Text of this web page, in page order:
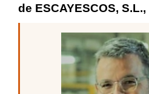
de ESCAYESCOS, S.L.,